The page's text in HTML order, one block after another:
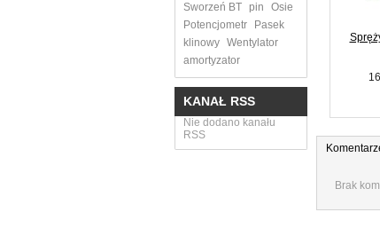
Sworzeń BT pin
Osie
Potencjometr
Pasek
klinowy Wentylator
amortyzator
KANAŁ RSS
Nie dodano kanału
RSS
Poprzednie
Brak